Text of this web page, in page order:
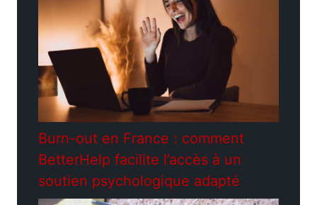
Burn-out en France : comment
BetterHelp facilite l’accès à un
soutien psychologique adapté